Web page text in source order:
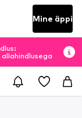
Mine äppi
allahindlusega